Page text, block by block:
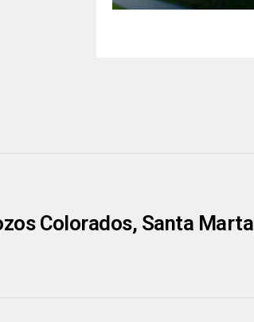
Colorados, Santa Marta